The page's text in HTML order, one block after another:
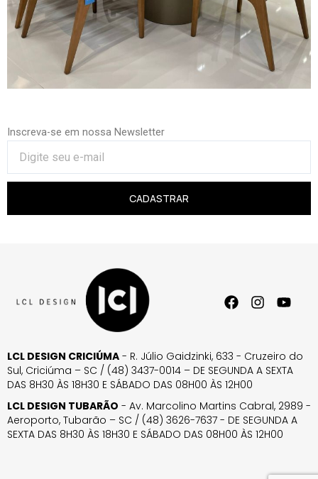
Inscreva-se em nossa Newsletter
CADASTRAR
LCL DESIGN CRICIÚMA - R. Júlio Gaidzinki, 633 - Cruzeiro do
Sul, Criciúma – SC / (48) 3437-0014 – DE SEGUNDA A SEXTA
DAS 8H30 ÀS 18H30 E SÁBADO DAS 08H00 ÀS 12H00
LCL DESIGN TUBARÃO - Av. Marcolino Martins Cabral, 2989 -
Aeroporto, Tubarão – SC / (48) 3626-7637 - DE SEGUNDA A
SEXTA DAS 8H30 ÀS 18H30 E SÁBADO DAS 08H00 ÀS 12H00